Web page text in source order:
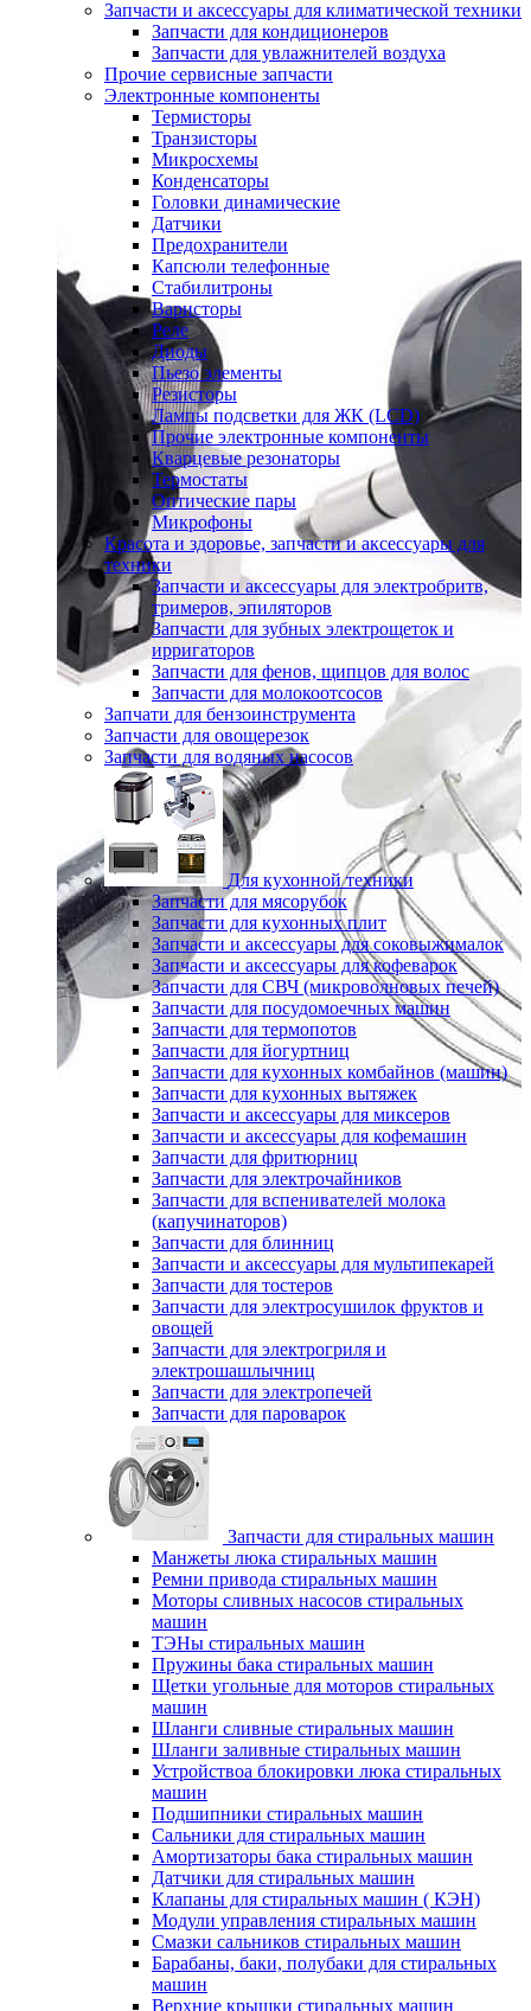
Запчасти и аксессуары для климатической техники
Запчасти для кондиционеров
Запчасти для увлажнителей воздуха
Прочие сервисные запчасти
Электронные компоненты
Термисторы
Транзисторы
Микросхемы
Конденсаторы
Головки динамические
Датчики
Предохранители
Капсюли телефонные
Стабилитроны
Варисторы
Реле
Диоды
Пьезо элементы
Резисторы
Лампы подсветки для ЖК (LCD)
Прочие электронные компоненты
Кварцевые резонаторы
Термостаты
Оптические пары
Микрофоны
Красота и здоровье, запчасти и аксессуары для
техники
Запчасти и аксессуары для электробритв,
тримеров, эпиляторов
Запчасти для зубных электрощеток и
ирригаторов
Запчасти для фенов, щипцов для волос
Запчасти для молокоотсосов
Запчати для бензоинструмента
Запчасти для овощерезок
Запчасти для водяных насосов
Для кухонной техники
Запчасти для мясорубок
Запчасти для кухонных плит
Запчасти и аксессуары для соковыжималок
Запчасти и аксессуары для кофеварок
Запчасти для СВЧ (микроволновых печей)
Запчасти для посудомоечных машин
Запчасти для термопотов
Запчасти для йогуртниц
Запчасти для кухонных комбайнов (машин)
Запчасти для кухонных вытяжек
Запчасти и аксессуары для миксеров
Запчасти и аксессуары для кофемашин
Запчасти для фритюрниц
Запчасти для электрочайников
Запчасти для вспенивателей молока
(капучинаторов)
Запчасти для блинниц
Запчасти и аксессуары для мультипекарей
Запчасти для тостеров
Запчасти для электросушилок фруктов и
овощей
Запчасти для электрогриля и
электрошашлычниц
Запчасти для электропечей
Запчасти для пароварок
Запчасти для стиральных машин
Манжеты люка стиральных машин
Ремни привода стиральных машин
Моторы сливных насосов стиральных
машин
ТЭНы стиральных машин
Пружины бака стиральных машин
Щетки угольные для моторов стиральных
машин
Шланги сливные стиральных машин
Шланги заливные стиральных машин
Устройствоа блокировки люка стиральных
машин
Подшипники стиральных машин
Сальники для стиральных машин
Амортизаторы бака стиральных машин
Датчики для стиральных машин
Клапаны для стиральных машин ( КЭН)
Модули управления стиральных машин
Смазки сальников стиральных машин
Барабаны, баки, полубаки для стиральных
машин
Верхние крышки стиральных машин